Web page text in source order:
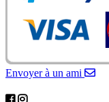
Envoyer à un ami